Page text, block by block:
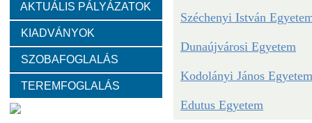
Szervezeti felépítése
Választott vezetők
Tanácskozási jogú tagok
AKTUÁLIS PÁLYÁZATOK
KIADVÁNYOK
SZOBAFOGLALÁS
TEREMFOGLALÁS
Széchenyi István
Dunaújvárosi Egyetem
Kodolányi János Egyetem
Edutus Egyetem